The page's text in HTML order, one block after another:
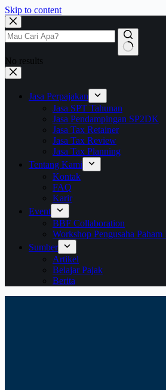
Skip to content
No results
Jasa Perpajakan
Jasa SPT Tahunan
Jasa Pendampingan SP2DK
Jasa Tax Retainer
Jasa Tax Review
Jasa Tax Planning
Tentang Kami
Kontak
FAQ
Karir
Event
BBF Collaboration
Workshop Pengusaha Paham
Sumber
Artikel
Belajar Pajak
Berita